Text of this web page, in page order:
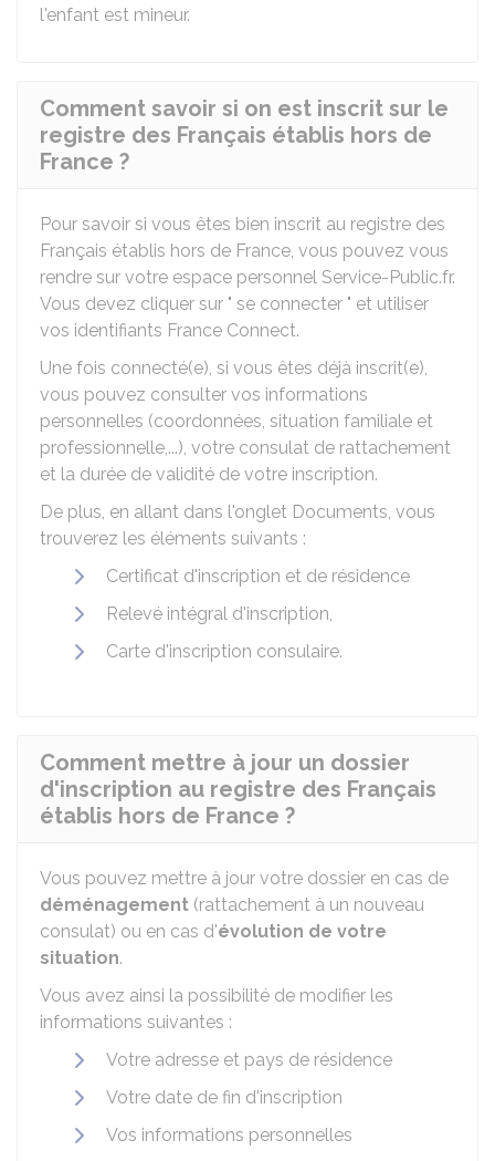
l'enfant est mineur.
Comment savoir si on est inscrit sur le
registre des Français établis hors de
France ?
Pour savoir si vous êtes bien inscrit au registre des
Français établis hors de France, vous pouvez vous
rendre sur votre espace personnel Service-Public.fr.
Vous devez cliquer sur " se connecter " et utiliser
vos identifiants France Connect.
Une fois connecté(e), si vous êtes déjà inscrit(e),
vous pouvez consulter vos informations
personnelles (coordonnées, situation familiale et
professionnelle,...), votre consulat de rattachement
et la durée de validité de votre inscription.
De plus, en allant dans l'onglet Documents, vous
trouverez les éléments suivants :
Certificat d'inscription et de résidence
Relevé intégral d'inscription,
Carte d'inscription consulaire.
Comment mettre à jour un dossier
d'inscription au registre des Français
établis hors de France ?
Vous pouvez mettre à jour votre dossier en cas de
déménagement (rattachement à un nouveau
consulat) ou en cas d'évolution de votre
situation.
Vous avez ainsi la possibilité de modifier les
informations suivantes :
Votre adresse et pays de résidence
Votre date de fin d'inscription
Vos informations personnelles